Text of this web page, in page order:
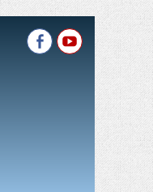
FacebookYouTube